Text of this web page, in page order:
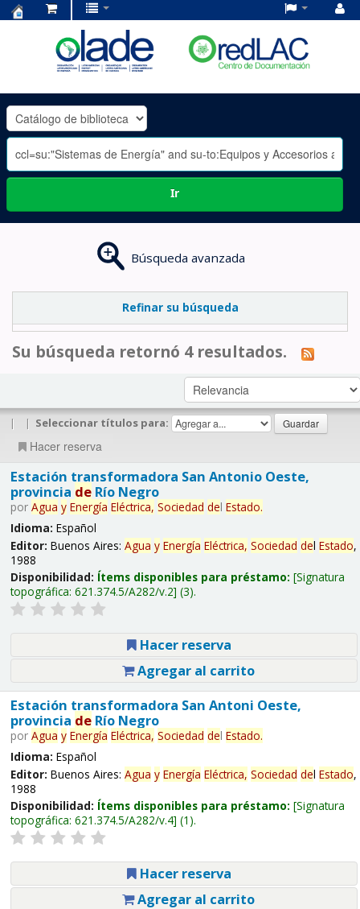
OLADE
-
Ir
Búsqueda avanzada
Refinar su búsqueda
Su búsqueda retornó 4 resultados.
| | Seleccionar títulos para:
Hacer reserva
Estación transformadora San Antonio Oeste,
provincia deRío Negro
por Agua y Energía Eléctrica, Sociedad del Estado.
Idioma: Español
Editor: Buenos Aires: Agua y Energía Eléctrica, Sociedad del Estado,
1988
Disponibilidad: Ítems disponibles para préstamo: Signatura
topográfica: 621.374.5/A282/v.2 (3).
Hacer reserva
Agregar al carrito
Estación transformadora San Antoni Oeste,
provincia deRío Negro
por Agua y Energía Eléctrica, Sociedad del Estado.
Idioma: Español
Editor: Buenos Aires: Agua y Energía Eléctrica, Sociedad del Estado,
1988
Disponibilidad: Ítems disponibles para préstamo: Signatura
topográfica: 621.374.5/A282/v.4 (1).
Hacer reserva
Agregar al carrito